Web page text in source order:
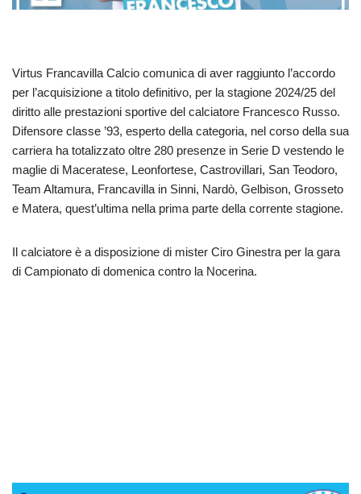
Virtus Francavilla Calcio comunica di aver raggiunto l’accordo
per l’acquisizione a titolo definitivo, per la stagione 2024/25 del
diritto alle prestazioni sportive del calciatore Francesco Russo.
Difensore classe ’93, esperto della categoria, nel corso della sua
carriera ha totalizzato oltre 280 presenze in Serie D vestendo le
maglie di Maceratese, Leonfortese, Castrovillari, San Teodoro,
Team Altamura, Francavilla in Sinni, Nardò, Gelbison, Grosseto
e Matera, quest’ultima nella prima parte della corrente stagione.
Il calciatore è a disposizione di mister Ciro Ginestra per la gara
di Campionato di domenica contro la Nocerina.